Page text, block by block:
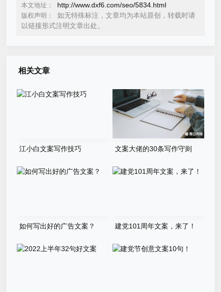
本文地址： http://www.dxf6.com/seo/5834.html
版权声明：
如无特殊标注，文章均为本站原创，转载时请
以链接形式注明文章出处。
相关文章
江小白文案写作技巧 文案大佬的30条写作守则
如何写出好的广告文案？ 建党101周年文案，来了！